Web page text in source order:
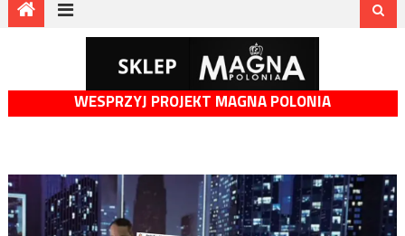
WESPRZYJ PROJEKT MAGNA POLONIA